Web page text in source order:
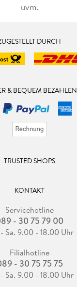
uvm.
DURCH
& BEQUEM BEZAHLEN
TRUSTED SHOPS
KONTAKT
Servicehotline
- 30 75 79 00
Sa. 9.00 - 18.00 Uhr
Filialhotline
- 30 75 75 75
Sa. 9.00 - 18.00 Uhr